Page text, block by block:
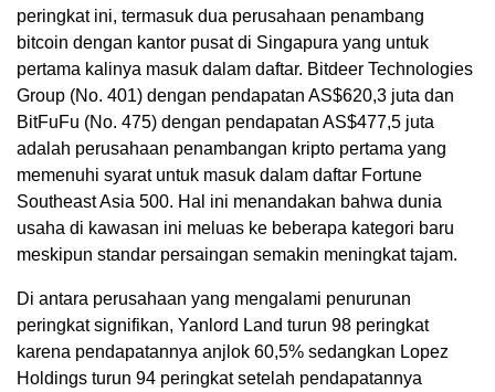
peringkat ini, termasuk dua perusahaan penambang
bitcoin dengan kantor pusat di Singapura yang untuk
pertama kalinya masuk dalam daftar. Bitdeer Technologies
Group (No. 401) dengan pendapatan AS$620,3 juta dan
BitFuFu (No. 475) dengan pendapatan AS$477,5 juta
adalah perusahaan penambangan kripto pertama yang
memenuhi syarat untuk masuk dalam daftar Fortune
Southeast Asia 500. Hal ini menandakan bahwa dunia
usaha di kawasan ini meluas ke beberapa kategori baru
meskipun standar persaingan semakin meningkat tajam.
Di antara perusahaan yang mengalami penurunan
peringkat signifikan, Yanlord Land turun 98 peringkat
karena pendapatannya anjlok 60,5% sedangkan Lopez
Holdings turun 94 peringkat setelah pendapatannya